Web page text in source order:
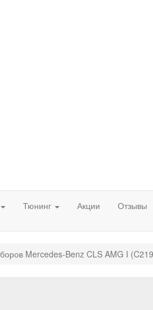
Тюнинг Акции Отзывы
Mercedes-Benz CLS AMG I